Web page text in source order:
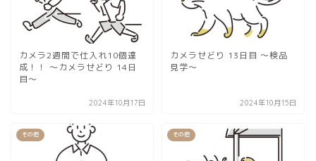
カメラ2週間で仕入れ10個達
成！！ 〜カメラせどり 14日
目〜
2024年10月17日
カメラせどり 13日目 〜検品
見学〜
2024年10月15日
その他 その他